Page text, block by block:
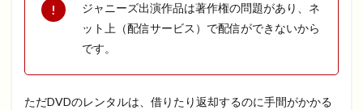
ジャニーズ出演作品は著作権の問題があり、ネ
ット上（配信サービス）で配信ができないから
です。
ただDVDのレンタルは、借りたり返却するのに手間がかかる